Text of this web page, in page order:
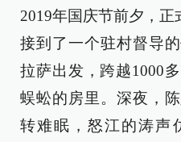
2019年国庆节前夕，正
接到了一个驻村督导
拉萨出发，跨越1000
蜈蚣的房里。深夜，
转难眠，怒江的涛声